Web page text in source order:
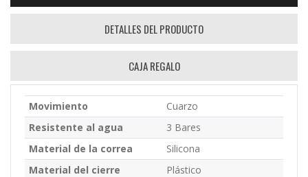
DETALLES DEL PRODUCTO
CAJA REGALO
Movimiento
Cuarzo
Resistente al agua
3 Bares
Material de la correa
Silicona
Material del cierre
Plástico